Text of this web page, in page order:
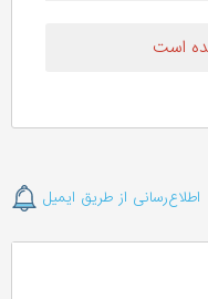
است
اطلاع‌رسانی از طریق ایمیل